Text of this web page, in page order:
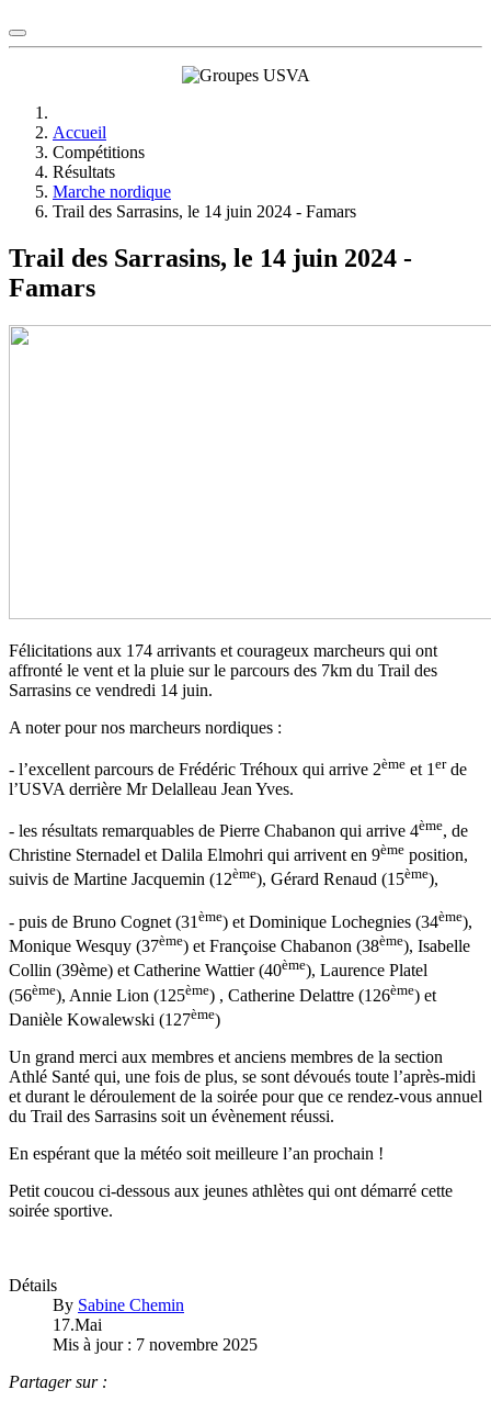
Accueil
Compétitions
Résultats
Marche nordique
Trail des Sarrasins, le 14 juin 2024 - Famars
Trail des Sarrasins, le 14 juin 2024 -
Famars
Félicitations aux 174 arrivants et courageux marcheurs qui ont
affronté le vent et la pluie sur le parcours des 7km du Trail des
Sarrasins ce vendredi 14 juin.
A noter pour nos marcheurs nordiques :
- l’excellent parcours de Frédéric Tréhoux qui arrive 2ème et 1 erde
l’USVA derrière Mr Delalleau Jean Yves.
- les résultats remarquables de Pierre Chabanon qui arrive 4ème, de
Christine Sternadel et Dalila Elmohri qui arrivent en 9ème position,
suivis de Martine Jacquemin (12ème), Gérard Renaud (15ème),
- puis de Bruno Cognet (31 ème) et Dominique Lochegnies (34ème),
Monique Wesquy (37ème) et Françoise Chabanon (38ème), Isabelle
Collin (39ème) et Catherine Wattier (40ème), Laurence Platel
(56ème), Annie Lion (125ème) , Catherine Delattre (126ème) et
Danièle Kowalewski (127ème)
Un grand merci aux membres et anciens membres de la section
Athlé Santé qui, une fois de plus, se sont dévoués toute l’après-midi
et durant le déroulement de la soirée pour que ce rendez-vous annuel
du Trail des Sarrasins soit un évènement réussi.
En espérant que la météo soit meilleure l’an prochain !
Petit coucou ci-dessous aux jeunes athlètes qui ont démarré cette
soirée sportive.
Détails
By Sabine Chemin
17.Mai
Mis à jour : 7 novembre 2025
Partager sur :